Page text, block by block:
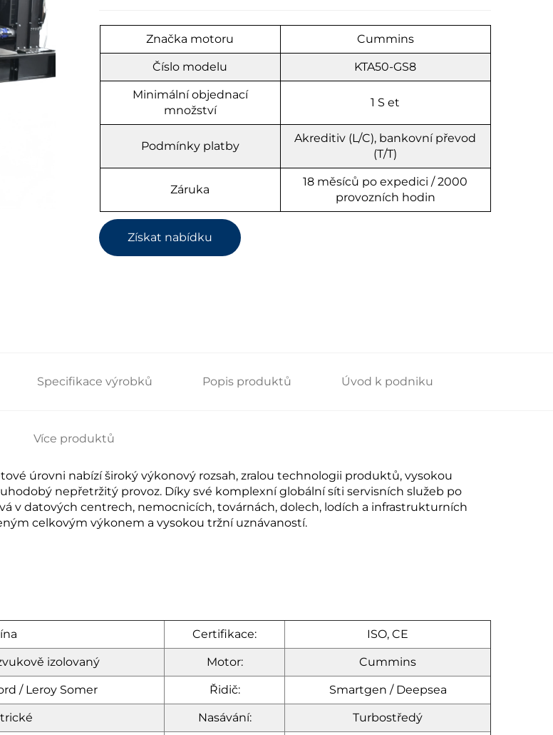
Značka motoru Cummins
Číslo modelu KTA50-GS8
Minimální objednací
množství
1 Set
Podmínky platby
Akreditiv (L/C), bankovní převod
(T/T)
Záruka
18 měsíců po expedici / 2000
provozních hodin
Získat nabídku
Specifikace výrobků Popis produktů Úvod k podniku
Více produktů
úrovni nabízí široký výkonový rozsah, zralou technologii produktů, vysokou
nepřetržitý provoz. Díky své komplexní globální síti servisních služeb po
v datových centrech, nemocnicích, továrnách, dolech, lodích a infrastrukturních
celkovým výkonem a vysokou tržní uznávaností.
Certifikace: ISO, CE
izolovaný Motor: Cummins
/ Leroy Somer Řidič: Smartgen / Deepsea
Nasávání: Turbostředý